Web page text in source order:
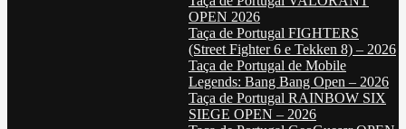
OPEN 2026
Taça de Portugal FIGHTERS
(Street Fighter 6 e Tekken 8) – 2026
Taça de Portugal de Mobile
Legends: Bang Bang Open – 2026
Taça de Portugal RAINBOW SIX
SIEGE OPEN – 2026